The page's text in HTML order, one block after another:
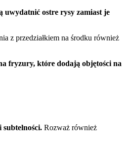
uwydatnić ostre rysy zamiast je
z przedziałkiem na środku również
fryzury, które dodają objętości na
subtelności. Rozważ również